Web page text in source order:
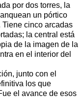
por dos torres, la
un pórtico
cinco arcadas
la central está
de la imagen de la
en el interior del
junto con el
los que
el avance de esos